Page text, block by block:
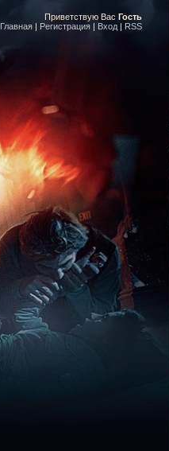
Приветствую Вас Гость
Главная | Регистрация | Вход | RSS